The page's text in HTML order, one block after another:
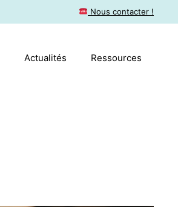
​ Nous contacter !
Actualités Ressources